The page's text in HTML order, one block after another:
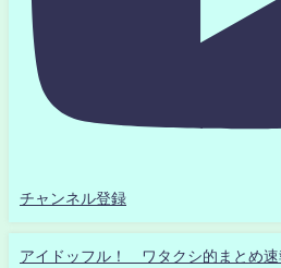
チャンネル登録
アイドッフル！ ワタクシ的まとめ